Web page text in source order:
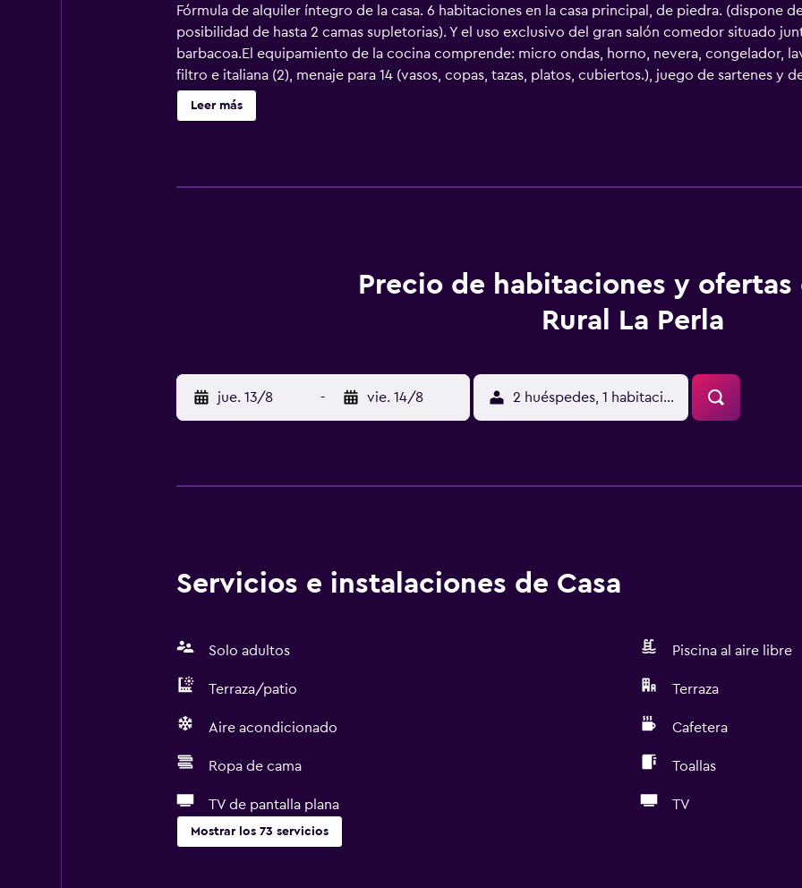
Fórmula de alquiler íntegro de la casa. 6 habitaciones en la casa principal, de piedra. (dispone
posibilidad de hasta 2 camas supletorias). Y el uso exclusivo del gran salón comedor situado
barbacoa.El equipamiento de la cocina comprende: micro ondas, horno, nevera, congelador,
filtro e italiana (2), menaje para 14 (vasos, copas, tazas, platos, cubiertos.), juego de sartenes y
entrega un juego de trapos de cocinas, bayeta y estropajo. Productos de limpieza.
Leer más
Precio de habitaciones y ofertas
Rural La Perla
jue. 13/8 - vie. 14/8 2 huéspedes, 1 habitación
Servicios e instalaciones de Casa
Solo adultos Piscina al aire libre
Terraza/patio Terraza
Aire acondicionado Cafetera
Ropa de cama Toallas
TV de pantalla plana TV
Mostrar los 73 servicios